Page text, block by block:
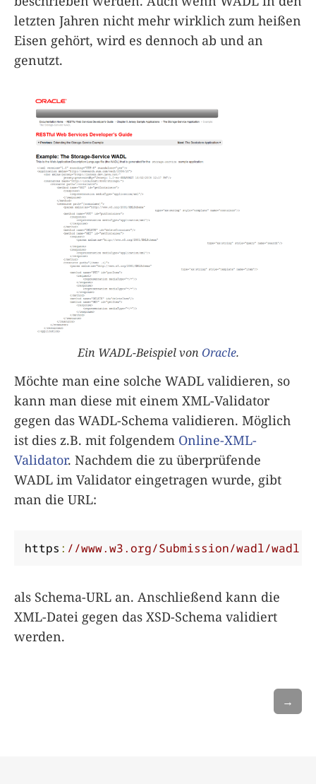
letzten Jahren nicht mehr wirklich zum heißen
Eisen gehört, wird es dennoch ab und an
genutzt.
Ein WADL-Beispiel von Oracle.
Möchte man eine solche WADL validieren, so
kann man diese mit einem XML-Validator
gegen das WADL-Schema validieren. Möglich
ist dies z.B. mit folgendem Online-XML-
Validator. Nachdem die zu überprüfende
WADL im Validator eingetragen wurde, gibt
man die URL:
https : //www.w3.org/Submission/wadl/
als Schema-URL an. Anschließend kann die
XML-Datei gegen das XSD-Schema validiert
werden.
→